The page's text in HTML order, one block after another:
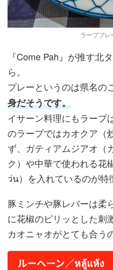
ラーププ
『Come Pah』が推す北
ら。
プレーというのは県名の
身だそうです。
イサーン料理にもラープ
のラープではカオクア（
ず、ガティアムジアオ（
ク）や中華で使われる
ว่น）を入れているのが特
豚ミンチや豚レバーは柔
に花椒のピリッとした刺
カオニャオがとても合う
ルーヘーン／หลู้แห้ง